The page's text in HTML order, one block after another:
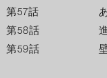
第57話
第58話
第59話